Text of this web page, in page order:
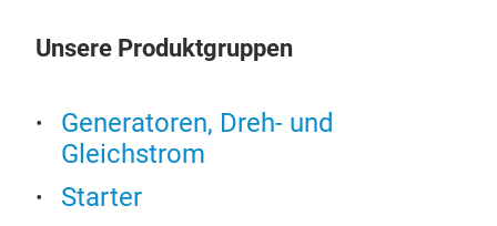
Unsere Produktgruppen
Generatoren, Dreh- und
Gleichstrom
Starter